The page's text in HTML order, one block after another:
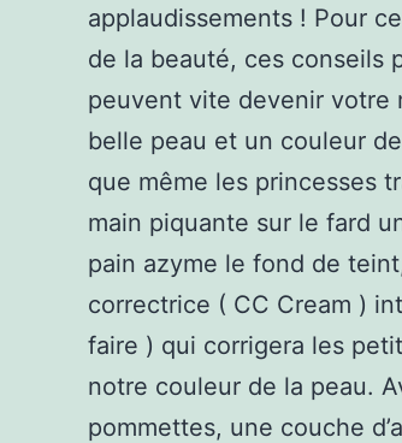
applaudissements ! Pour
de la beauté, ces conseils
peuvent vite devenir votre
belle peau et un couleur
que même les princesses
main piquante sur le fard
pain azyme le fond de
correctrice ( CC Cream )
faire ) qui corrigera les
notre couleur de la peau.
pommettes, une couche